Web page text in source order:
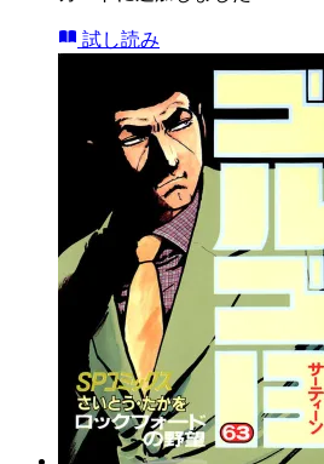
試し読み